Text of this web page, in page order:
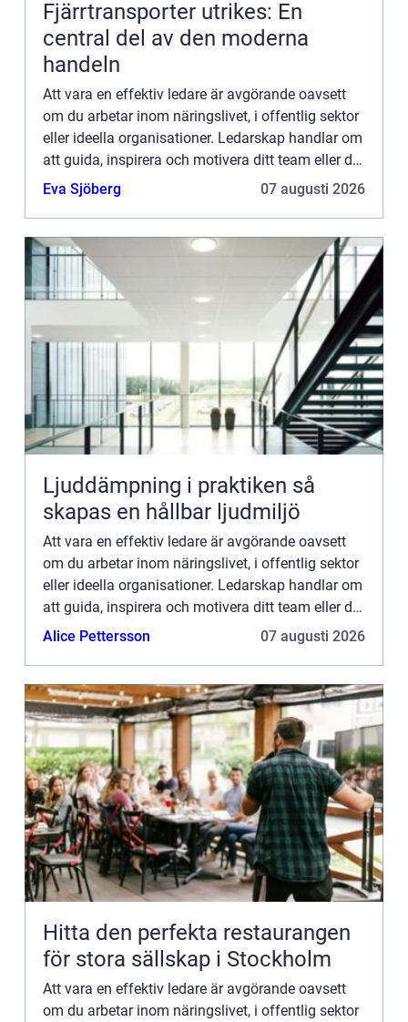
Fjärrtransporter utrikes: En
central del av den moderna
handeln
Att vara en effektiv ledare är avgörande oavsett
om du arbetar inom näringslivet, i offentlig sektor
eller ideella organisationer. Ledarskap handlar om
att guida, inspirera och motivera ditt team eller din
organisation mot gemensamma m...
Eva Sjöberg 07 augusti 2026
Ljuddämpning i praktiken så
skapas en hållbar ljudmiljö
Att vara en effektiv ledare är avgörande oavsett
om du arbetar inom näringslivet, i offentlig sektor
eller ideella organisationer. Ledarskap handlar om
att guida, inspirera och motivera ditt team eller din
organisation mot gemensamma m...
Alice Pettersson 07 augusti 2026
Hitta den perfekta restaurangen
för stora sällskap i Stockholm
Att vara en effektiv ledare är avgörande oavsett
om du arbetar inom näringslivet, i offentlig sektor